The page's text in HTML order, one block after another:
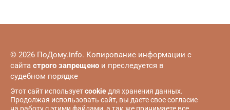
© 2026 ПоДому.info. Копирование информации с
сайта строго запрещено и преследуется в
судебном порядке
Этот сайт используетcookieдля хранения данных.
Продолжая использовать сайт, вы даете свое согласие